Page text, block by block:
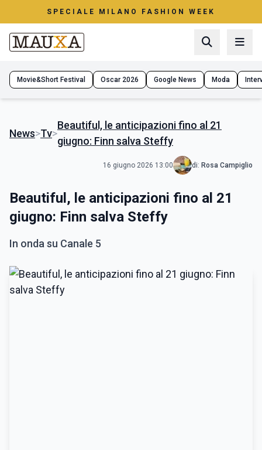
SPECIALE MILANO FASHION WEEK
Movie&Short Festival Oscar 2026 Google News Moda
News>Tv>
Beautiful, le anticipazioni fino al 21
giugno: Finn salva Steffy
16 giugno 2026 13:00 di: Rosa Campiglio
Beautiful, le anticipazioni fino al 21
giugno: Finn salva Steffy
In onda su Canale 5